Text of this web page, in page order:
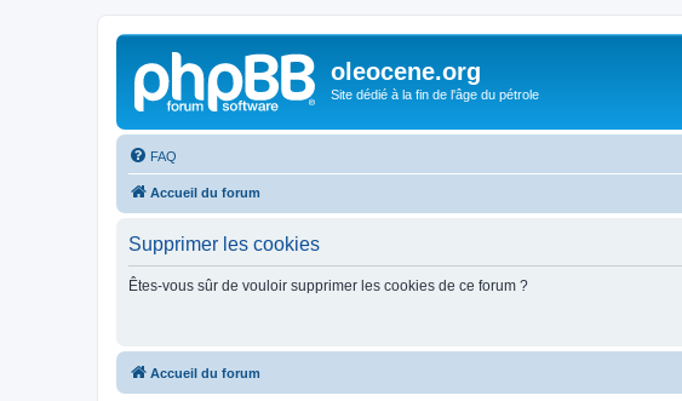
oleocene.org
Site dédié à la fin de l'âge du pétrole
FAQ
Accueil du forum
Supprimer les cookies
Êtes-vous sûr de vouloir supprimer les cookies de ce forum ?
Accueil du forum